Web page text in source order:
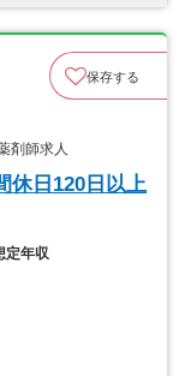
保存する
剤師求人
休日120日以上
定年収